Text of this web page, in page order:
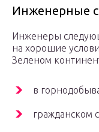
Инженерные
Инженеры
на хорошие
Зеленом
в
гражданском